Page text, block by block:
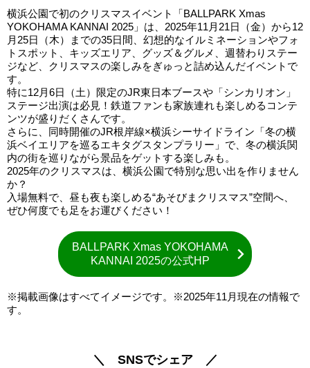
横浜公園で初のクリスマスイベント「BALLPARK Xmas
YOKOHAMA KANNAI 2025」は、2025年11月21日（金）から12
月25日（木）までの35日間、幻想的なイルミネーションやフォ
トスポット、キッズエリア、グッズ＆グルメ、週替わりステー
ジなど、クリスマスの楽しみをぎゅっと詰め込んだイベントで
す。
特に12月6日（土）限定のJR東日本ブースや「シンカリオン」
ステージ出演は必見！鉄道ファンも家族連れも楽しめるコンテ
ンツが盛りだくさんです。
さらに、同時開催のJR根岸線×横浜シーサイドライン「冬の横
浜ベイエリアを巡るエキタグスタンプラリー」で、冬の横浜関
内の街を巡りながら景品をゲットする楽しみも。
2025年のクリスマスは、横浜公園で特別な思い出を作りません
か？
入場無料で、昼も夜も楽しめる“あそびまクリスマス”空間へ、
ぜひ何度でも足をお運びください！
BALLPARK Xmas YOKOHAMA
KANNAI 2025の公式HP
※掲載画像はすべてイメージです。※2025年11月現在の情報で
す。
＼ SNSでシェア ／